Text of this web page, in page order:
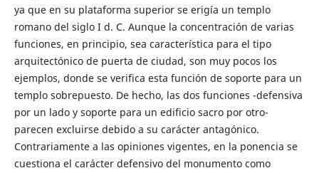
ya que en su plataforma superior se erigía un templo
romano del siglo I d. C. Aunque la concentración de varias
funciones, en principio, sea característica para el tipo
arquitectónico de puerta de ciudad, son muy pocos los
ejemplos, donde se verifica esta función de soporte para un
templo sobrepuesto. De hecho, las dos funciones -defensiva
por un lado y soporte para un edificio sacro por otro-
parecen excluirse debido a su carácter antagónico.
Contrariamente a las opiniones vigentes, en la ponencia se
cuestiona el carácter defensivo del monumento como